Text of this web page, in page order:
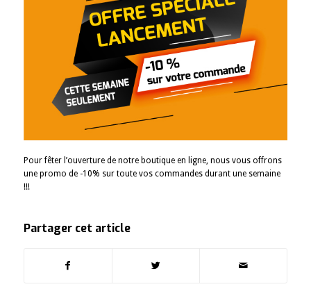
Pour fêter l’ouverture de notre boutique en ligne, nous vous offrons
une promo de -10% sur toute vos commandes durant une semaine
!!!
Partager cet article